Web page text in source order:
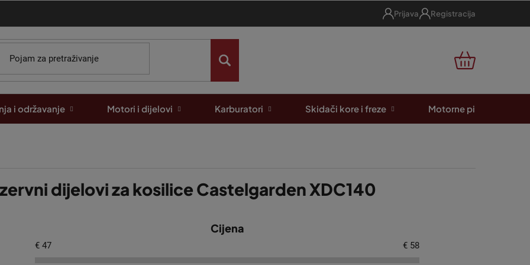
Prijava Registracija
KOŠARICA
i održavanje Motori i dijelovi Karburatori Skidači kore i freze Motorne pile
dijelovi za kosilice Castelgarden XDC140
Cijena
€ 47 € 58